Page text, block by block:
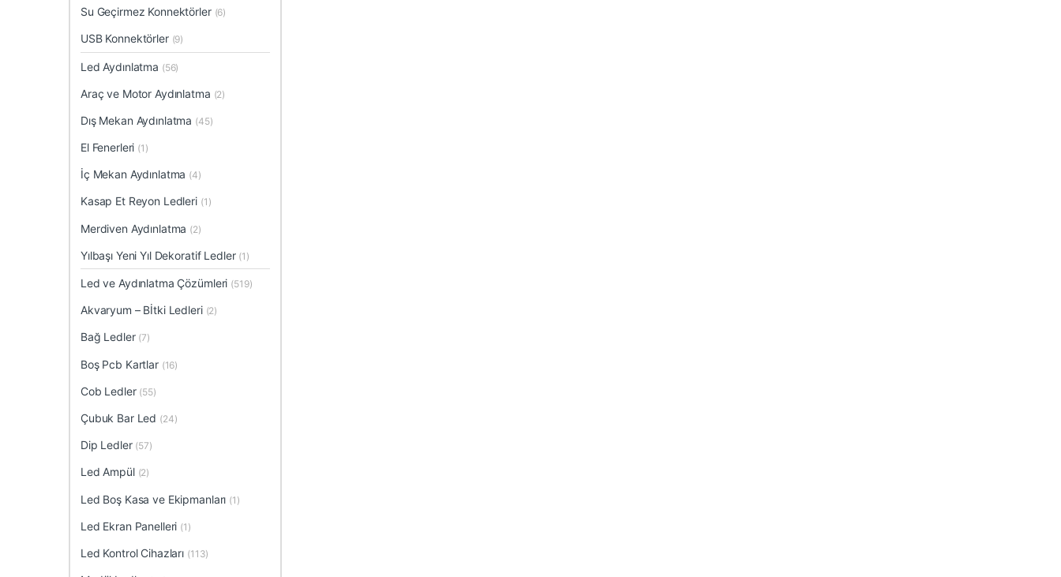
Su Geçirmez Konnektörler (6)
USB Konnektörler (9)
Led Aydınlatma (56)
Araç ve Motor Aydınlatma (2)
Dış Mekan Aydınlatma (45)
El Fenerleri (1)
İç Mekan Aydınlatma (4)
Kasap Et Reyon Ledleri (1)
Merdiven Aydınlatma (2)
Yılbaşı Yeni Yıl Dekoratif Ledler (1)
Led ve Aydınlatma Çözümleri (519)
Akvaryum – Bİtki Ledleri (2)
Bağ Ledler (7)
Boş Pcb Kartlar (16)
Cob Ledler (55)
Çubuk Bar Led (24)
Dip Ledler (57)
Led Ampül (2)
Led Boş Kasa ve Ekipmanları (1)
Led Ekran Panelleri (1)
Led Kontrol Cihazları (113)